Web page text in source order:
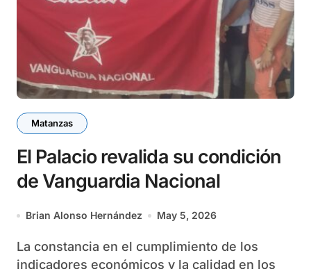
Matanzas
El Palacio revalida su condición
de Vanguardia Nacional
Brian Alonso Hernández May 5, 2026
La constancia en el cumplimiento de los
indicadores económicos y la calidad en los